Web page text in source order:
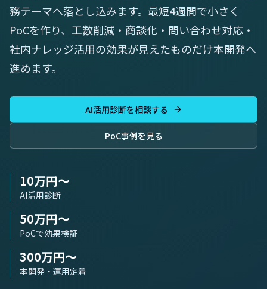
務テーマへ落とし込みます。最短4週間で小さく
PoCを作り、工数削減・商談化・問い合わせ対応・
社内ナレッジ活用の効果が見えたものだけ本開発へ
進めます。
AI活用診断を相談する
PoC事例を見る
10万円〜
AI活用診断
50万円〜
PoCで効果検証
300万円〜
本開発・運用定着